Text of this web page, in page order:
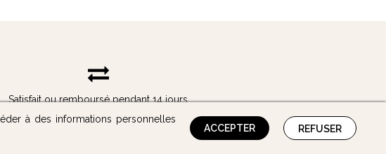
Satisfait ou remboursé pendant 14 jours
à des informations personnelles
ACCEPTER REFUSER